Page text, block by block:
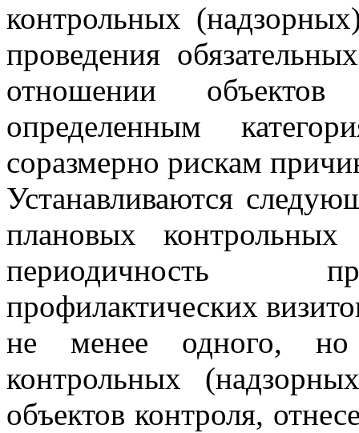
контрольных
проведения
отношении
определенным
соразмерно рискам
Устанавливаются
плановых
периодичность
профилактических
не менее одного,
контрольных
объектов контроля,